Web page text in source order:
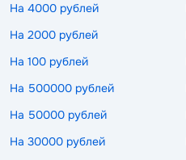
На 4000 рублей
На 2000 рублей
На 100 рублей
На 500000 рублей
На 50000 рублей
На 30000 рублей